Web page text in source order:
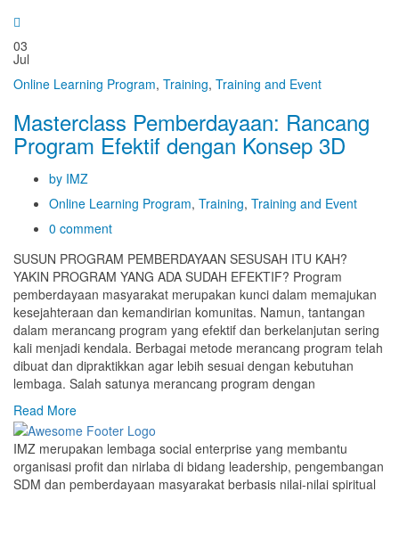
03
Jul
Online Learning Program, Training, Training and Event
Masterclass Pemberdayaan: Rancang
Program Efektif dengan Konsep 3D
by IMZ
Online Learning Program, Training, Training and Event
0 comment
SUSUN PROGRAM PEMBERDAYAAN SESUSAH ITU KAH?
YAKIN PROGRAM YANG ADA SUDAH EFEKTIF? Program
pemberdayaan masyarakat merupakan kunci dalam memajukan
kesejahteraan dan kemandirian komunitas. Namun, tantangan
dalam merancang program yang efektif dan berkelanjutan sering
kali menjadi kendala. Berbagai metode merancang program telah
dibuat dan dipraktikkan agar lebih sesuai dengan kebutuhan
lembaga. Salah satunya merancang program dengan
Read More
IMZ merupakan lembaga social enterprise yang membantu
organisasi profit dan nirlaba di bidang leadership, pengembangan
SDM dan pemberdayaan masyarakat berbasis nilai-nilai spiritual